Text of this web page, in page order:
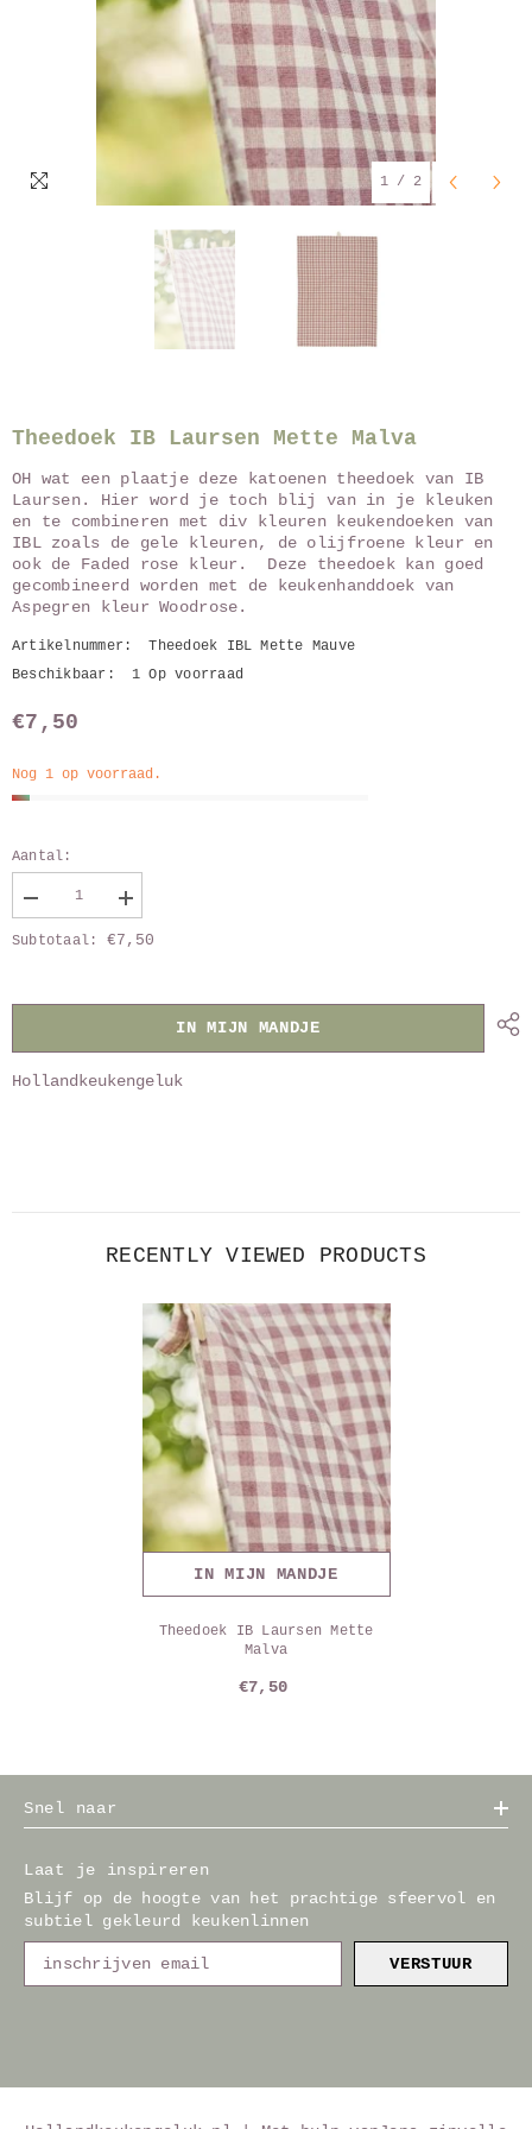
1 / 2
Theedoek IB Laursen Mette Malva
OH wat een plaatje deze katoenen theedoek van IB
Laursen. Hier word je toch blij van in je kleuken
en te combineren met div kleuren keukendoeken van
IBL zoals de gele kleuren, de olijfroene kleur en
ook de Faded rose kleur. Deze theedoek kan goed
gecombineerd worden met de keukenhanddoek van
Aspegren kleur Woodrose.
Artikelnummer:
Theedoek IBL Mette Mauve
Beschikbaar:
1 Op voorraad
€7,50
Nog 1 op voorraad.
Aantal:
aantal
van
Vergroot
aantal
van
Subtotaal: €7,50
IN MIJN MANDJE
Hollandkeukengeluk
RECENTLY VIEWED PRODUCTS
IN MIJN MANDJE
Theedoek IB Laursen Mette
Malva
€7,50
Snel naar
Laat je inspireren
Blijf op de hoogte van het prachtige sfeervol en
subtiel gekleurd keukenlinnen
VERSTUUR